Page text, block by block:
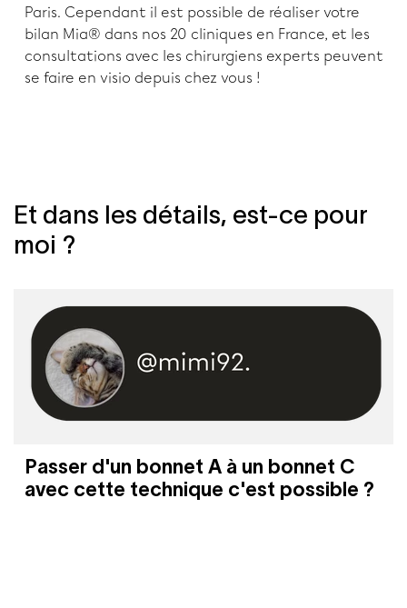
Paris. Cependant il est possible de réaliser votre
bilan Mia® dans nos 20 cliniques en France, et les
consultations avec les chirurgiens experts peuvent
se faire en visio depuis chez vous !
Et dans les détails, est-ce pour
moi ?
Passer d'un bonnet A à un bonnet C
avec cette technique c'est possible ?